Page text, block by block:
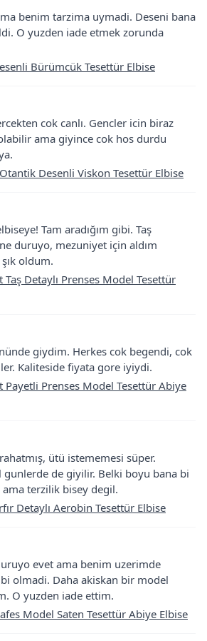
benim tarzima uymadi. Deseni bana
O yuzden iade etmek zorunda
Bürümcük Tesettür Elbise
cok canlı. Gencler icin biraz
ama giyince cok hos durdu
Desenli Viskon Tesettür Elbise
Tam aradığım gibi. Taş
duruyo, mezuniyet için aldım
oldum.
Taş Detaylı Prenses Model Tesettür
giydim. Herkes cok begendi, cok
Kaliteside fiyata gore iyiydi.
Payetli Prenses Model Tesettür Abiye
ütü istememesi süper.
gunlerde de giyilir. Belki boyu bana bi
ama terzilik bisey degil.
Detaylı Aerobin Tesettür Elbise
evet ama benim uzerimde
olmadi. Daha akiskan bir model
O yuzden iade ettim.
Model Saten Tesettür Abiye Elbise